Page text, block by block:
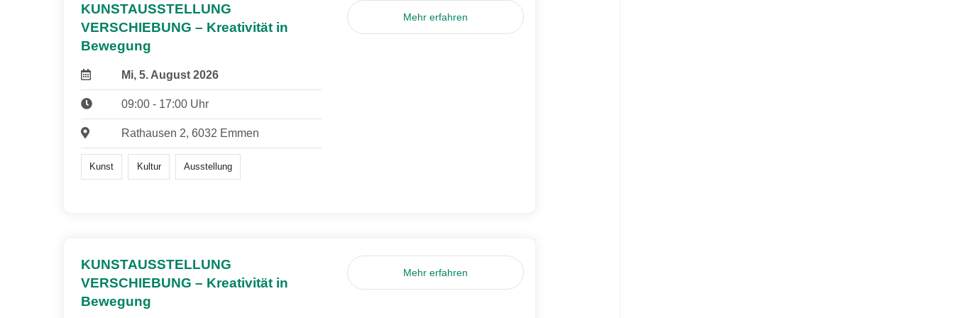
KUNSTAUSSTELLUNG
VERSCHIEBUNG – Kreativität in
Bewegung
Mi, 5. August 2026
09:00 - 17:00 Uhr
Rathausen 2, 6032 Emmen
Kunst Kultur Ausstellung
Mehr erfahren
KUNSTAUSSTELLUNG
VERSCHIEBUNG – Kreativität in
Bewegung
Mehr erfahren